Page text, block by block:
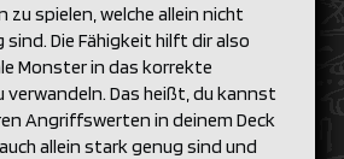
zu spielen, welche allein nicht
Die Fähigkeit hilft dir also
Monster in das korrekte
verwandeln. Das heißt, du kannst
Angriffswerten in deinem Deck
allein stark genug sind und